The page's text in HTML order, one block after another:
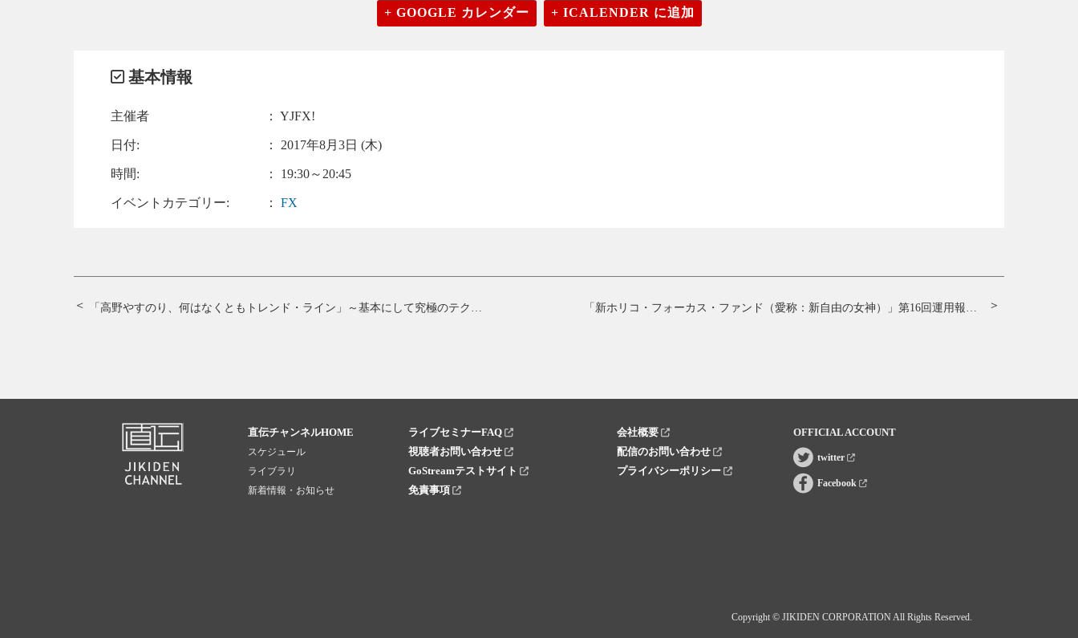
+ GOOGLE カレンダー + ICALENDER に追加
基本情報
主催者 ： YJFX!
日付: ： 2017年8月3日 (木)
時間: ： 19:30～20:45
イベントカテゴリー: ：FX
「高野やすのり、何はなくともトレンド・ライン」 ～基本にして究極のテクニカル分析 「新ホリコ・フォーカス・ファンド（愛称：新自由の女神）」第16回運用報告会
直伝チャンネルHOME
スケジュール
ライブラリ
新着情報・お知らせ
ライブセミナーFAQ
視聴者お問い合わせ
GoStreamテストサイト
免責事項
会社概要
配信のお問い合わせ
プライバシーポリシー
OFFICIAL ACCOUNT
twitter
Facebook
Copyright © JIKIDEN CORPORATION All Rights Reserved.